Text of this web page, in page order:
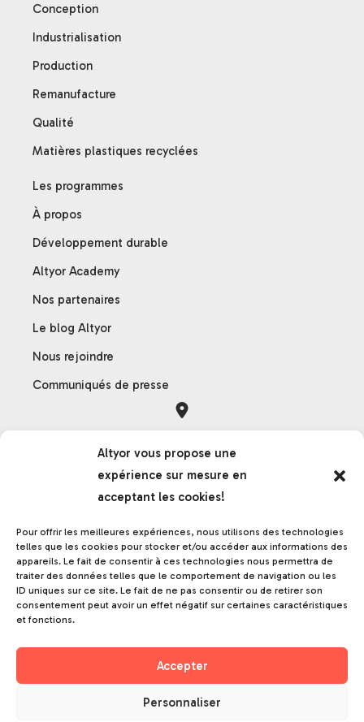
Altyor vous propose une
expérience sur mesure en
acceptant les cookies!
Pour offrir les meilleures expériences, nous utilisons des technologies
telles que les cookies pour stocker et/ou accéder aux informations des
appareils. Le fait de consentir à ces technologies nous permettra de
traiter des données telles que le comportement de navigation ou les
ID uniques sur ce site. Le fait de ne pas consentir ou de retirer son
consentement peut avoir un effet négatif sur certaines caractéristiques
et fonctions.
Accepter
Personnaliser
Conception
Industrialisation
Production
Remanufacture
Qualité
Matières plastiques recyclées
Les programmes
À propos
Développement durable
Altyor Academy
Nos partenaires
Le blog Altyor
Nous rejoindre
Communiqués de presse
121 rue des Hêtres
45590 Saint-Cyr-en-Val
France
Grenoble
17 rue de la frise
38000 Grenoble